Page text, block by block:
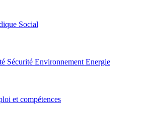
Social
Sécurité Environnement Energie
et compétences